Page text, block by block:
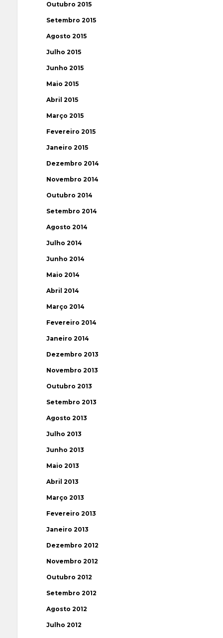
Outubro 2015
Setembro 2015
Agosto 2015
Julho 2015
Junho 2015
Maio 2015
Abril 2015
Março 2015
Fevereiro 2015
Janeiro 2015
Dezembro 2014
Novembro 2014
Outubro 2014
Setembro 2014
Agosto 2014
Julho 2014
Junho 2014
Maio 2014
Abril 2014
Março 2014
Fevereiro 2014
Janeiro 2014
Dezembro 2013
Novembro 2013
Outubro 2013
Setembro 2013
Agosto 2013
Julho 2013
Junho 2013
Maio 2013
Abril 2013
Março 2013
Fevereiro 2013
Janeiro 2013
Dezembro 2012
Novembro 2012
Outubro 2012
Setembro 2012
Agosto 2012
Julho 2012